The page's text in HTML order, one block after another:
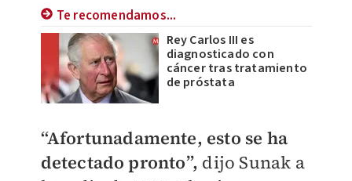
Te recomendamos...
Rey Carlos III es
diagnosticado con
cáncer tras tratamiento
de próstata
“Afortunadamente, esto se ha
detectado pronto”, dijo Sunak a